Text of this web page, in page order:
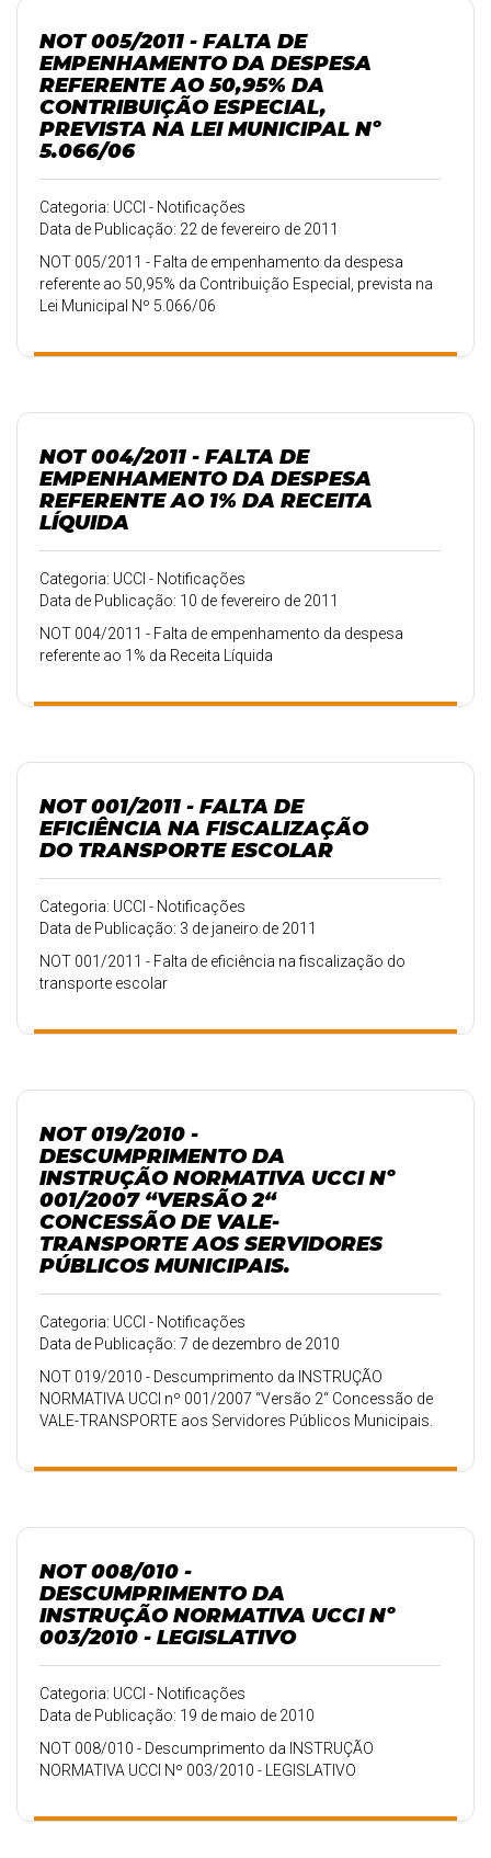
NOT 005/2011 - FALTA DE
EMPENHAMENTO DA DESPESA
REFERENTE AO 50,95% DA
CONTRIBUIÇÃO ESPECIAL,
PREVISTA NA LEI MUNICIPAL Nº
5.066/06
Categoria: UCCI - Notificações
Data de Publicação: 22 de fevereiro de 2011
NOT 005/2011 - Falta de empenhamento da despesa
referente ao 50,95% da Contribuição Especial, prevista na
Lei Municipal Nº 5.066/06
NOT 004/2011 - FALTA DE
EMPENHAMENTO DA DESPESA
REFERENTE AO 1% DA RECEITA
LÍQUIDA
Categoria: UCCI - Notificações
Data de Publicação: 10 de fevereiro de 2011
NOT 004/2011 - Falta de empenhamento da despesa
referente ao 1% da Receita Líquida
NOT 001/2011 - FALTA DE
EFICIÊNCIA NA FISCALIZAÇÃO
DO TRANSPORTE ESCOLAR
Categoria: UCCI - Notificações
Data de Publicação: 3 de janeiro de 2011
NOT 001/2011 - Falta de eficiência na fiscalização do
transporte escolar
NOT 019/2010 -
DESCUMPRIMENTO DA
INSTRUÇÃO NORMATIVA UCCI Nº
001/2007 “VERSÃO 2“
CONCESSÃO DE VALE-
TRANSPORTE AOS SERVIDORES
PÚBLICOS MUNICIPAIS.
Categoria: UCCI - Notificações
Data de Publicação: 7 de dezembro de 2010
NOT 019/2010 - Descumprimento da INSTRUÇÃO
NORMATIVA UCCI nº 001/2007 “Versão 2“ Concessão de
VALE-TRANSPORTE aos Servidores Públicos Municipais.
NOT 008/010 -
DESCUMPRIMENTO DA
INSTRUÇÃO NORMATIVA UCCI Nº
003/2010 - LEGISLATIVO
Categoria: UCCI - Notificações
Data de Publicação: 19 de maio de 2010
NOT 008/010 - Descumprimento da INSTRUÇÃO
NORMATIVA UCCI Nº 003/2010 - LEGISLATIVO